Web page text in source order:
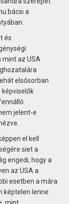
bácsi a
és
mint az USA
elsősorban
képviselők
jelent-e
el kell
siet a
engedi, hogy a
az USA a
esetben a mára
képtelen lenne